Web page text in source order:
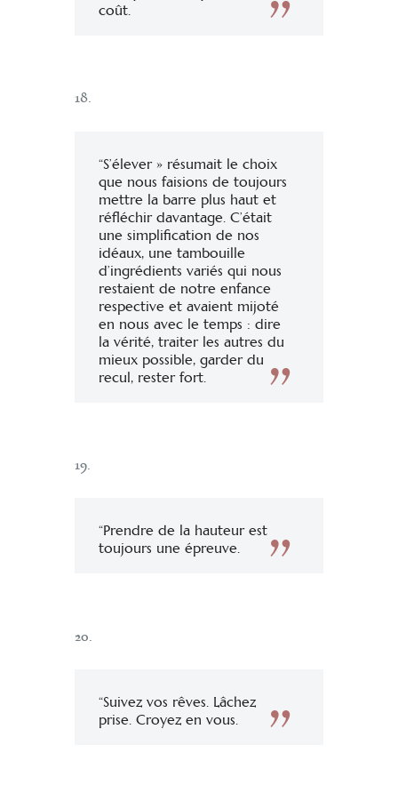
coût.
18.
“S’élever » résumait le choix
que nous faisions de toujours
mettre la barre plus haut et
réfléchir davantage. C’était
une simplification de nos
idéaux, une tambouille
d’ingrédients variés qui nous
restaient de notre enfance
respective et avaient mijoté
en nous avec le temps : dire
la vérité, traiter les autres du
mieux possible, garder du
recul, rester fort.
19.
“Prendre de la hauteur est
toujours une épreuve.
20.
“Suivez vos rêves. Lâchez
prise. Croyez en vous.